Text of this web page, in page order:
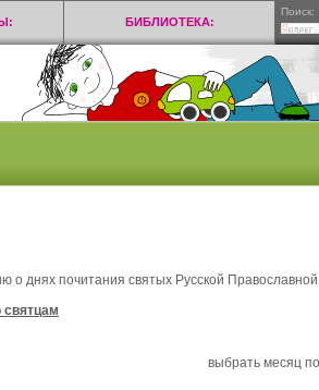
БИБЛИОТЕКА:
Поиск:
днях почитания святых Русской
святцам
выбрать месяц